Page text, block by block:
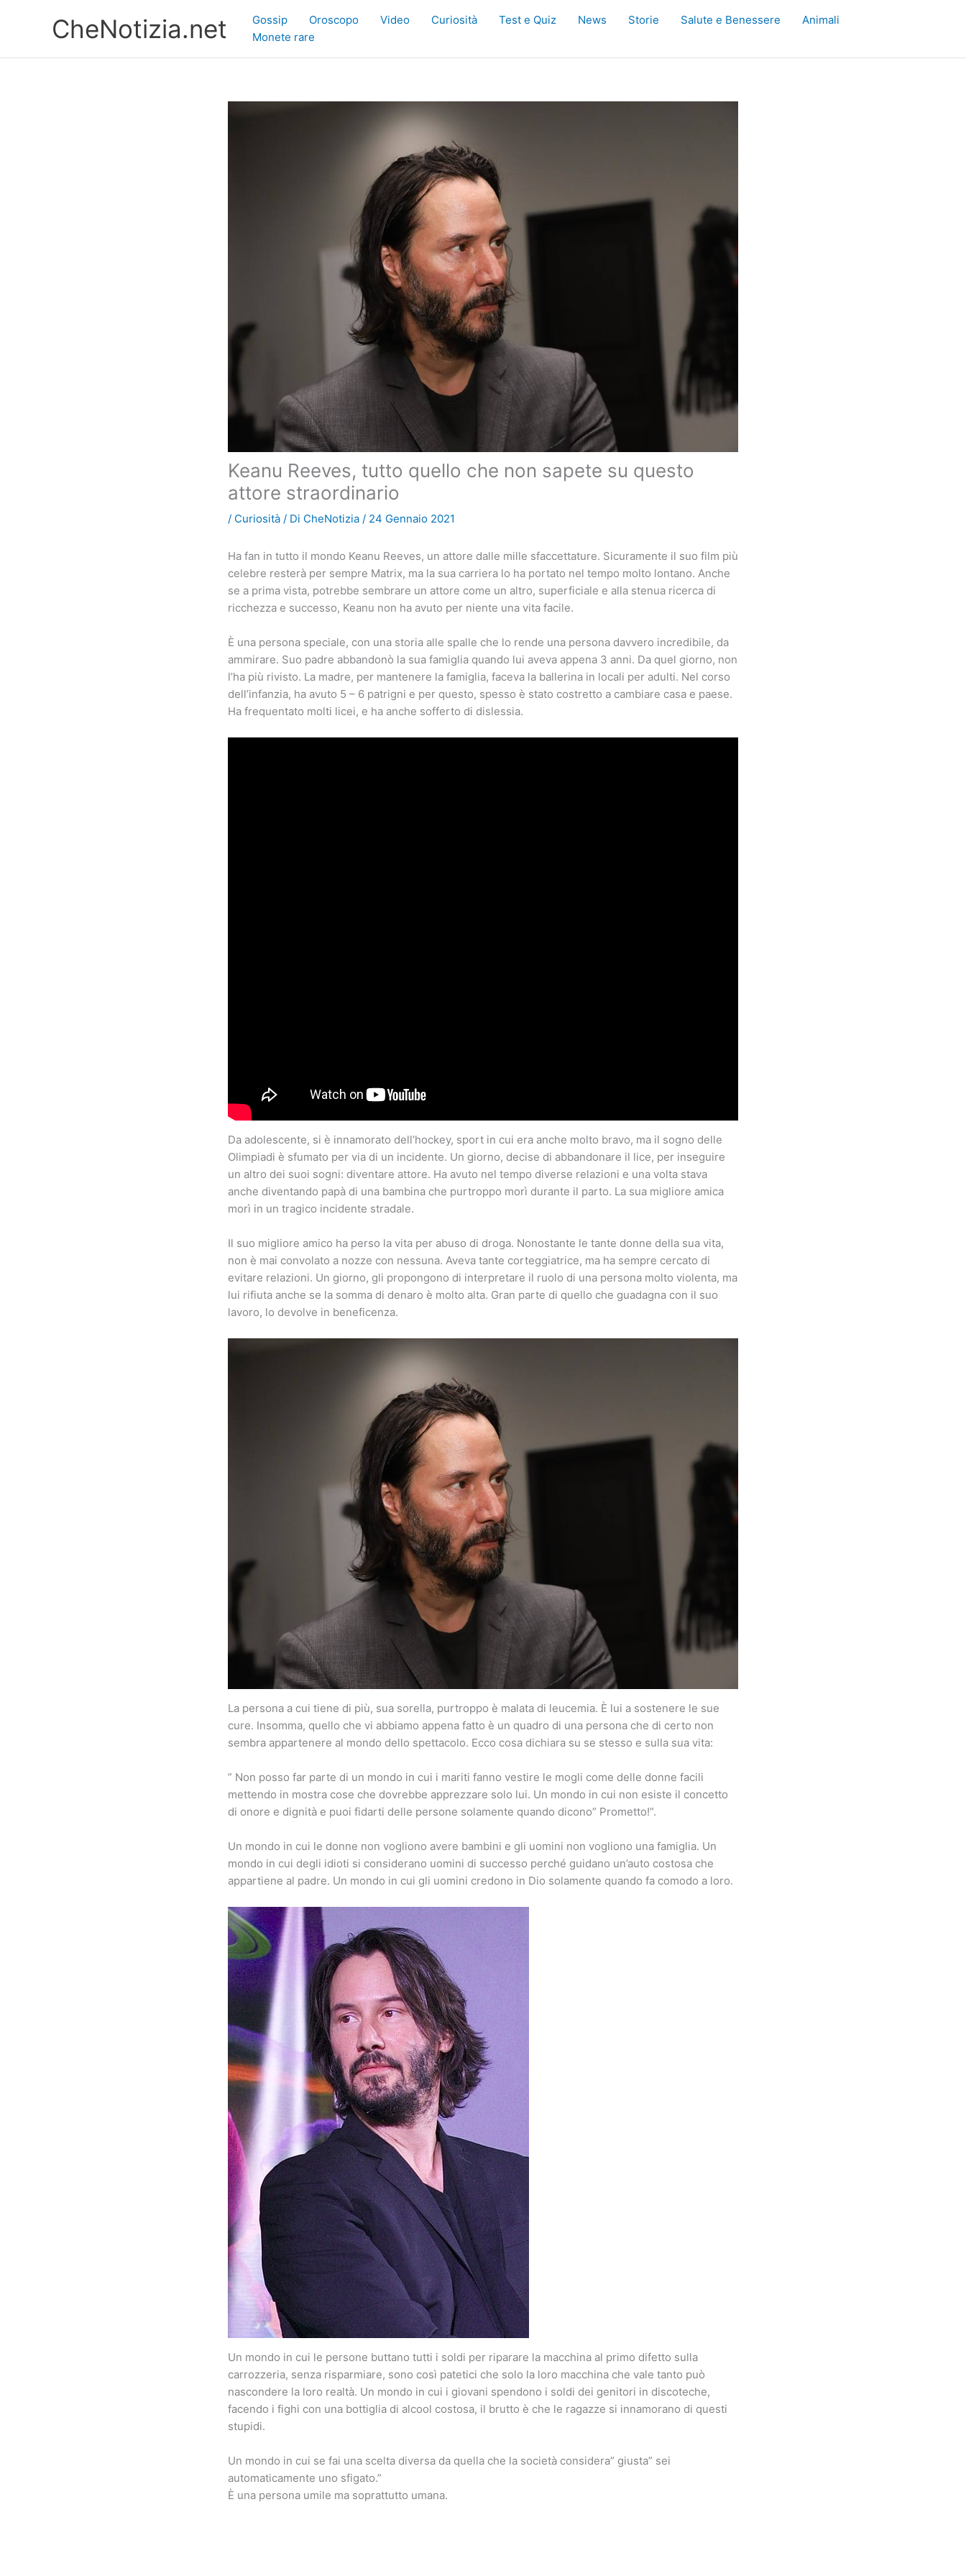
CheNotizia.net Gossip Oroscopo Video Curiosità Test e Quiz News Storie Salute e Benessere
Animali
Monete rare
Keanu Reeves, tutto quello che non sapete su questo
attore straordinario
/ Curiosità / Di CheNotizia / 24 Gennaio 2021
Ha fan in tutto il mondo Keanu Reeves, un attore dalle mille sfaccettature. Sicuramente il suo film più
celebre resterà per sempre Matrix, ma la sua carriera lo ha portato nel tempo molto lontano. Anche
se a prima vista, potrebbe sembrare un attore come un altro, superficiale e alla stenua ricerca di
ricchezza e successo, Keanu non ha avuto per niente una vita facile.
È una persona speciale, con una storia alle spalle che lo rende una persona davvero incredibile, da
ammirare. Suo padre abbandonò la sua famiglia quando lui aveva appena 3 anni. Da quel giorno, non
l’ha più rivisto. La madre, per mantenere la famiglia, faceva la ballerina in locali per adulti. Nel corso
dell’infanzia, ha avuto 5 – 6 patrigni e per questo, spesso è stato costretto a cambiare casa e paese.
Ha frequentato molti licei, e ha anche sofferto di dislessia.
Da adolescente, si è innamorato dell’hockey, sport in cui era anche molto bravo, ma il sogno delle
Olimpiadi è sfumato per via di un incidente. Un giorno, decise di abbandonare il lice, per inseguire
un altro dei suoi sogni: diventare attore. Ha avuto nel tempo diverse relazioni e una volta stava
anche diventando papà di una bambina che purtroppo morì durante il parto. La sua migliore amica
morì in un tragico incidente stradale.
Il suo migliore amico ha perso la vita per abuso di droga. Nonostante le tante donne della sua vita,
non è mai convolato a nozze con nessuna. Aveva tante corteggiatrice, ma ha sempre cercato di
evitare relazioni. Un giorno, gli propongono di interpretare il ruolo di una persona molto violenta, ma
lui rifiuta anche se la somma di denaro è molto alta. Gran parte di quello che guadagna con il suo
lavoro, lo devolve in beneficenza.
La persona a cui tiene di più, sua sorella, purtroppo è malata di leucemia. È lui a sostenere le sue
cure. Insomma, quello che vi abbiamo appena fatto è un quadro di una persona che di certo non
sembra appartenere al mondo dello spettacolo. Ecco cosa dichiara su se stesso e sulla sua vita:
” Non posso far parte di un mondo in cui i mariti fanno vestire le mogli come delle donne facili
mettendo in mostra cose che dovrebbe apprezzare solo lui. Un mondo in cui non esiste il concetto
di onore e dignità e puoi fidarti delle persone solamente quando dicono” Prometto!”.
Un mondo in cui le donne non vogliono avere bambini e gli uomini non vogliono una famiglia. Un
mondo in cui degli idioti si considerano uomini di successo perché guidano un’auto costosa che
appartiene al padre. Un mondo in cui gli uomini credono in Dio solamente quando fa comodo a loro.
Un mondo in cui le persone buttano tutti i soldi per riparare la macchina al primo difetto sulla
carrozzeria, senza risparmiare, sono così patetici che solo la loro macchina che vale tanto può
nascondere la loro realtà. Un mondo in cui i giovani spendono i soldi dei genitori in discoteche,
facendo i fighi con una bottiglia di alcool costosa, il brutto è che le ragazze si innamorano di questi
stupidi.
Un mondo in cui se fai una scelta diversa da quella che la società considera” giusta” sei
automaticamente uno sfigato.”
È una persona umile ma soprattutto umana.